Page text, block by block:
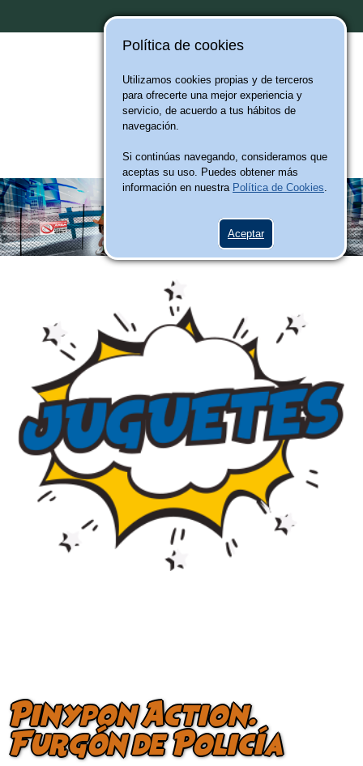
Política de cookies
Utilizamos cookies propias y de terceros
para ofrecerte una mejor experiencia y
servicio, de acuerdo a tus hábitos de
navegación.
Si continúas navegando, consideramos que
aceptas su uso. Puedes obtener más
información en nuestra Política de Cookies.
Aceptar
Pinypon Action.
Furgón de Policía